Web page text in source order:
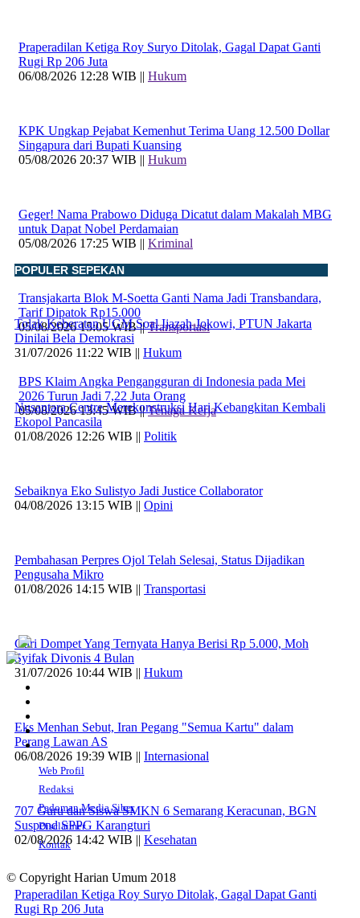
Praperadilan Ketiga Roy Suryo Ditolak, Gagal Dapat Ganti
Rugi Rp 206 Juta
06/08/2026 12:28 WIB || Hukum
KPK Ungkap Pejabat Kemenhut Terima Uang 12.500 Dollar
Singapura dari Bupati Kuansing
05/08/2026 20:37 WIB || Hukum
Geger! Nama Prabowo Diduga Dicatut dalam Makalah MBG
untuk Dapat Nobel Perdamaian
05/08/2026 17:25 WIB || Kriminal
Transjakarta Blok M-Soetta Ganti Nama Jadi Transbandara,
Tarif Dipatok Rp15.000
05/08/2026 15:05 WIB ||Transportasi
BPS Klaim Angka Pengangguran di Indonesia pada Mei
2026 Turun Jadi 7,22 Juta Orang
05/08/2026 13:45 WIB ||Tenaga Kerja
POPULER SEPEKAN
Tolak Keberatan UGM Soal Ijazah Jokowi, PTUN Jakarta
Dinilai Bela Demokrasi
31/07/2026 11:22 WIB || Hukum
Nusantara Centre Merekonstruksi Hari Kebangkitan Kembali
Ekopol Pancasila
01/08/2026 12:26 WIB || Politik
Sebaiknya Eko Sulistyo Jadi Justice Collaborator
04/08/2026 13:15 WIB || Opini
Pembahasan Perpres Ojol Telah Selesai, Status Dijadikan
Pengusaha Mikro
01/08/2026 14:15 WIB || Transportasi
Curi Dompet Yang Ternyata Hanya Berisi Rp 5.000, Moh
Syifak Divonis 4 Bulan
31/07/2026 10:44 WIB || Hukum
Eks Menhan Sebut, Iran Pegang "Semua Kartu" dalam
Perang Lawan AS
06/08/2026 19:39 WIB || Internasional
707 Guru dan Siswa SMKN 6 Semarang Keracunan, BGN
Suspend SPPG Karangturi
02/08/2026 14:42 WIB || Kesehatan
Praperadilan Ketiga Roy Suryo Ditolak, Gagal Dapat Ganti
Rugi Rp 206 Juta
Web Profil
Redaksi
Pedoman Media Siber
Disclaimer
Kontak
© Copyright Harian Umum 2018